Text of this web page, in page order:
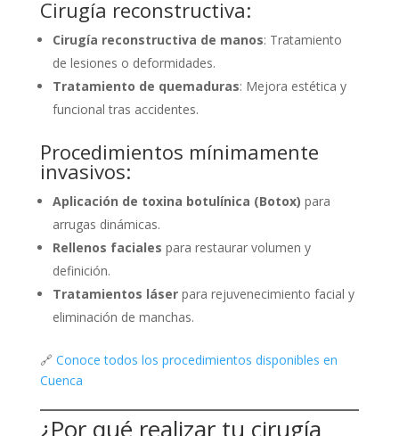
Cirugía reconstructiva:
Cirugía reconstructiva de manos: Tratamiento
de lesiones o deformidades.
Tratamiento de quemaduras: Mejora estética y
funcional tras accidentes.
Procedimientos mínimamente
invasivos:
Aplicación de toxina botulínica (Botox) para
arrugas dinámicas.
Rellenos faciales para restaurar volumen y
definición.
Tratamientos láserpara rejuvenecimiento facial y
eliminación de manchas.
🔗 Conoce todos los procedimientos disponibles en
Cuenca
¿Por qué realizar tu cirugía